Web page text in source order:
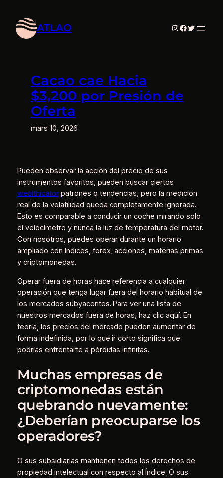
contenu
ATLAO Instagram
Facebook
Twitter
Cacao cae Hacia
$3,200 por Presión de
Oferta
mars 10, 2026
Pueden observar la acción del precio de sus
instrumentos favoritos, pueden buscar ciertos
wealthicatorpatrones o tendencias, pero la medición
real de la volatilidad queda completamente ignorada.
Esto es comparable a conducir un coche mirando solo
el velocímetro y nunca la luz de temperatura del motor.
Con nosotros, puedes operar durante un horario
ampliado con índices, forex, acciones, materias primas
y criptomonedas.
Operar fuera de horas hace referencia a cualquier
operación que tenga lugar fuera del horario habitual de
los mercados subyacentes. Para ver una lista de
nuestros mercados fuera de horas, haz clic aquí. En
teoría, los precios del mercado pueden aumentar de
forma indefinida, por lo que ir corto significa que
podrías enfrentarte a pérdidas infinitas.
Muchas empresas de
criptomonedas están
quebrando nuevamente:
¿Deberían preocuparse los
operadores?
O sus subsidiarias mantienen todos los derechos de
propiedad intelectual con respecto al Índice. O sus